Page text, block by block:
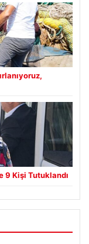
9 Kişi Tutuklandı